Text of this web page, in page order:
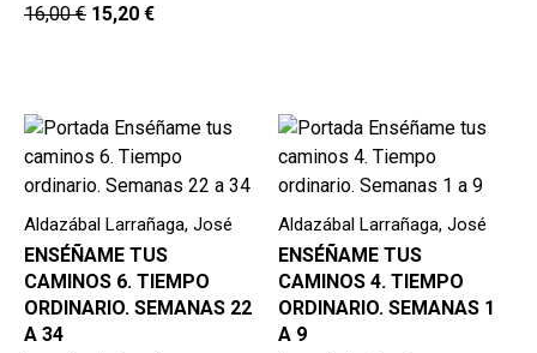
16,00€ 15,20 €
Aldazábal Larrañaga, José
ENSÉÑAME TUS
CAMINOS 6. TIEMPO
ORDINARIO. SEMANAS 22
A 34
Aldazábal Larrañaga, José
ENSÉÑAME TUS
CAMINOS 4. TIEMPO
ORDINARIO. SEMANAS 1
A 9